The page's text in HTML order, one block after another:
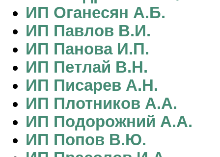
ИП Оганесян А.Б.
ИП Павлов В.И.
ИП Панова И.П.
ИП Петлай В.Н.
ИП Писарев А.Н.
ИП Плотников А.А.
ИП Подорожний А.А.
ИП Попов В.Ю.